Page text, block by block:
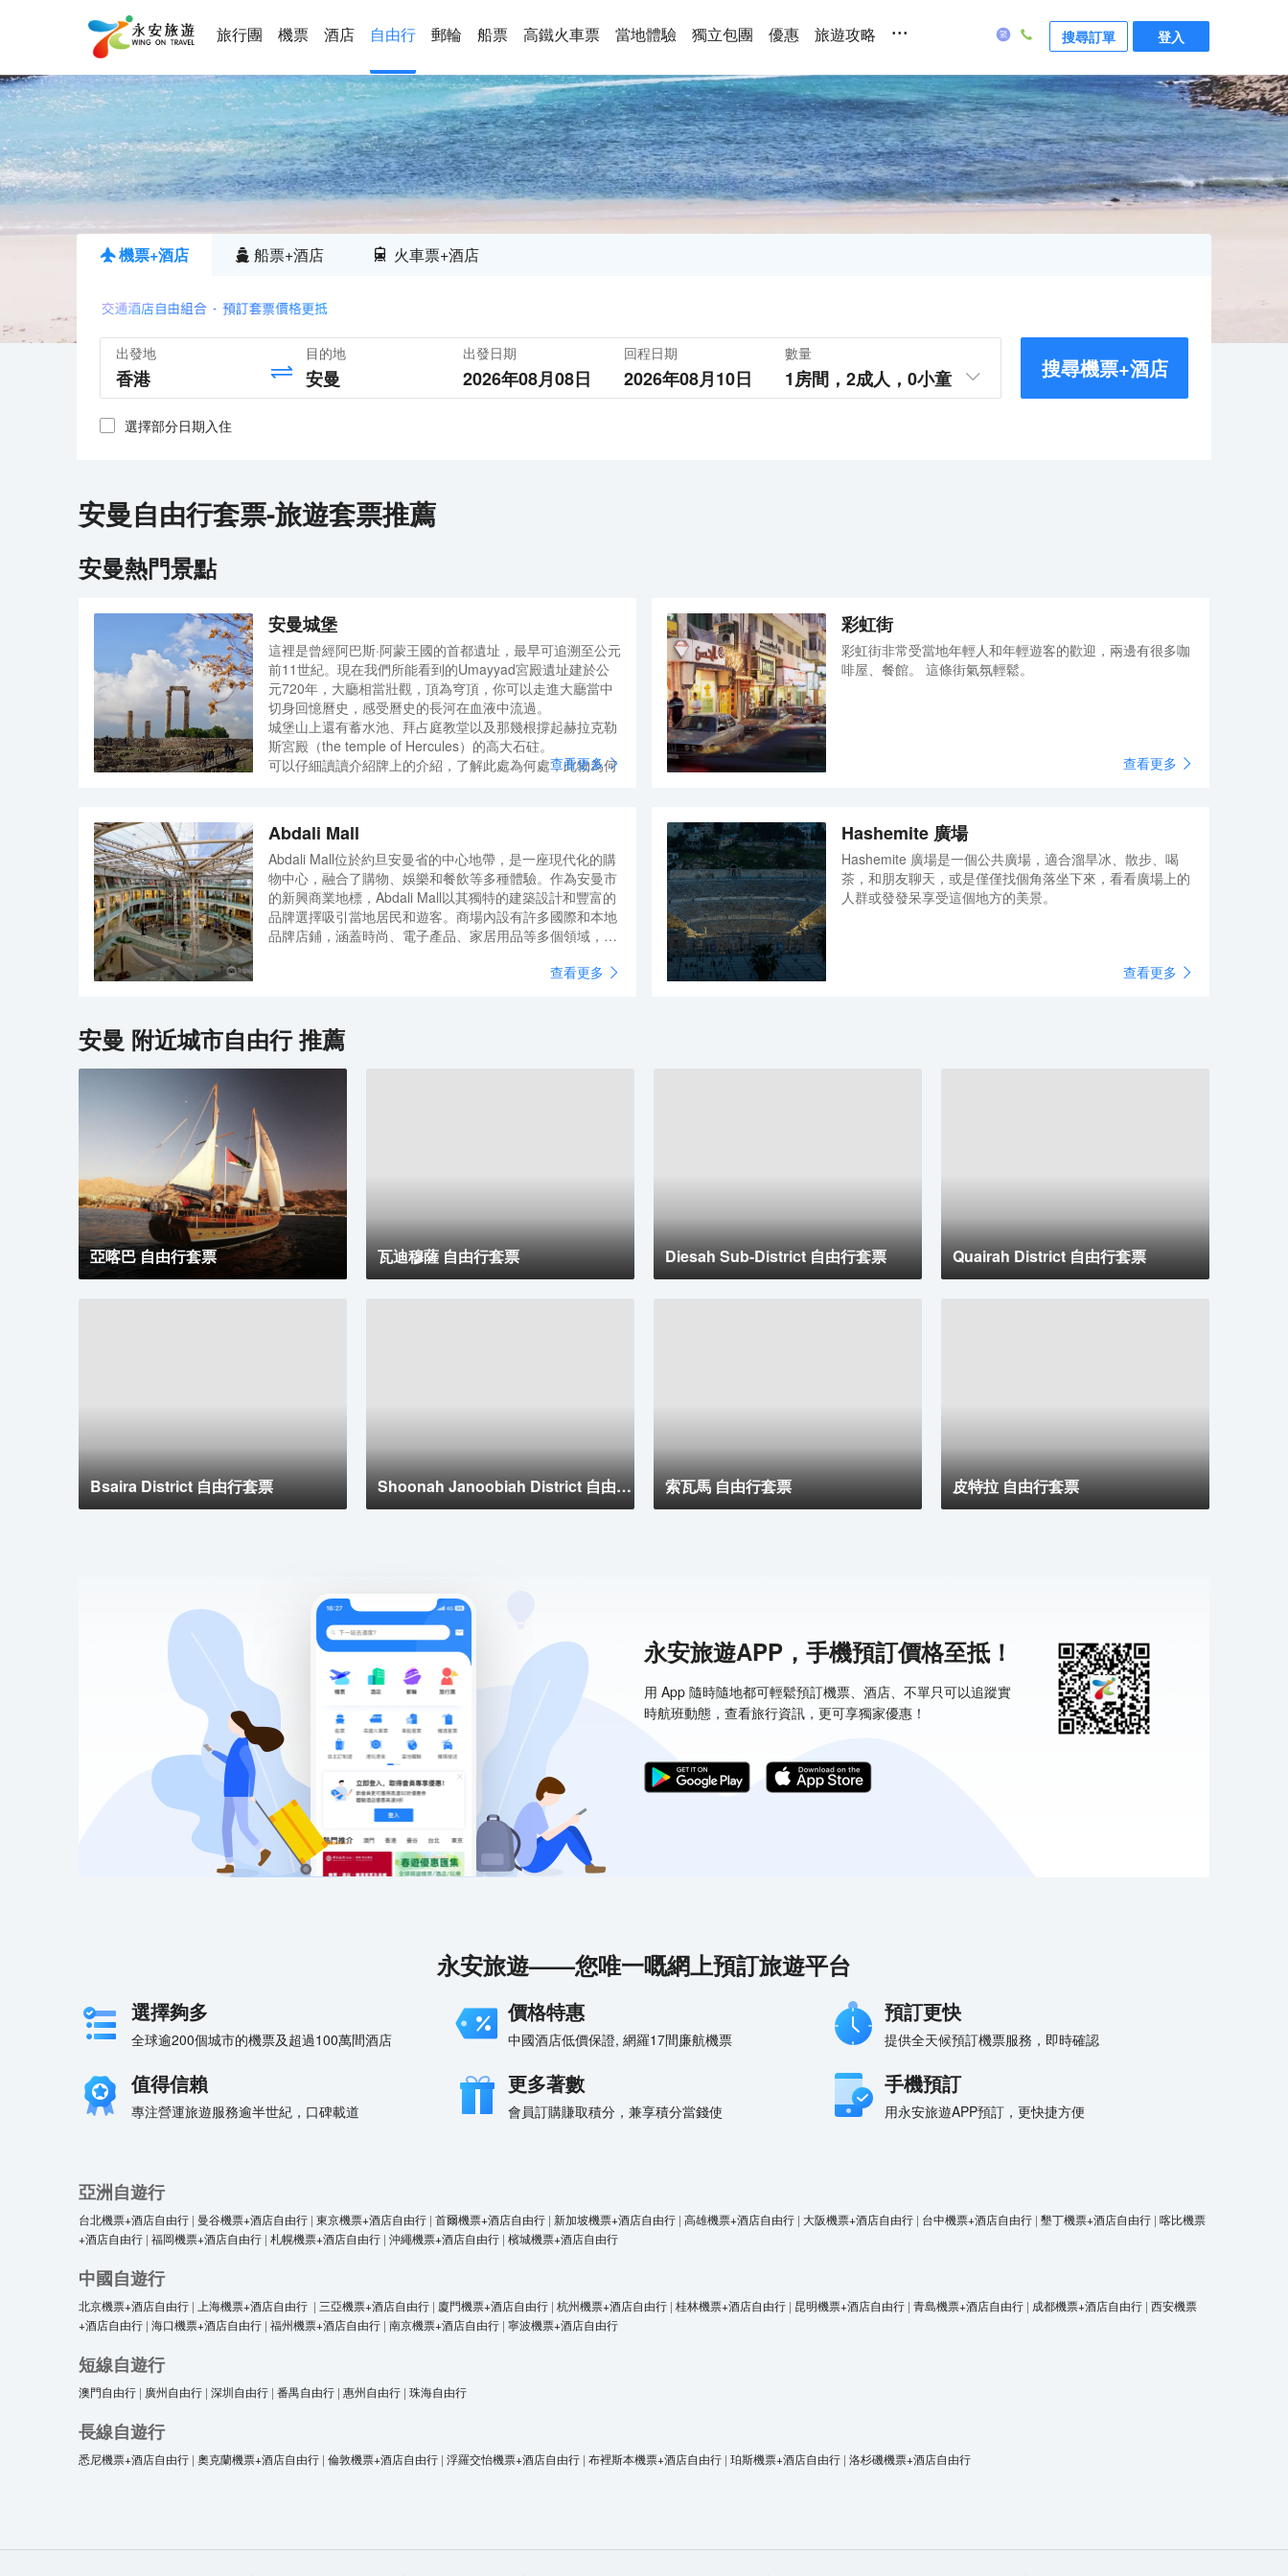
旅行團 機票 酒店 自由行 郵輪 船票 高鐵火車票 當地體驗 獨立包團 優惠 旅遊攻略 ... 搜尋訂單 登入
機票+酒店 船票+酒店 火車票+酒店
出發地 目的地 出發日期
2026年08月08日
回程日期
2026年08月10日
數量
1房間， 2成人， 0小童 搜尋機票+酒店
選擇部分日期入住
安曼自由行套票-旅遊套票推薦
安曼熱門景點
安曼城堡
這裡是曾經阿巴斯·阿蒙王國的首都遺址，最早可追溯至公元
前11世紀。現在我們所能看到的Umayyad宮殿遺址建於公
元720年，大廳相當壯觀，頂為穹頂，你可以走進大廳當中
切身回憶曆史，感受曆史的長河在血液中流過。
城堡山上還有蓄水池、拜占庭教堂以及那幾根撐起赫拉克勒
斯宮殿（the temple of Hercules）的高大石砫。
可以仔細讀讀介紹牌上的介紹，了解此處為何處，此物為何
查看更多
彩虹街
彩虹街非常受當地年輕人和年輕遊客的歡迎，兩邊有很多咖
啡屋、餐館。 這條街氣氛輕鬆。
查看更多
Abdali Mall
Abdali Mall位於約旦安曼省的中心地帶，是一座現代化的購
物中心，融合了購物、娛樂和餐飲等多種體驗。作為安曼市
的新興商業地標，Abdali Mall以其獨特的建築設計和豐富的
品牌選擇吸引當地居民和遊客。商場內設有許多國際和本地
品牌店鋪，涵蓋時尚、電子產品、家居用品等多個領域，滿
飲選擇，從快餐到特色餐廳，應有盡有，讓遊客在購物之餘
的設施為遊客提供了舒適的購物環境。交通方面，Abdali
Mall地理位置優越，交通便利，遊客可選擇自駕或搭乘大眾
運輸工具前往。商場週邊有多個停車場，方便自駕遊客停放
查看更多
Hashemite 廣場
Hashemite 廣場是一個公共廣場，適合溜旱冰、散步、喝
茶，和朋友聊天，或是僅僅找個角落坐下來，看看廣場上的
人群或發發呆享受這個地方的美景。
查看更多
安曼 附近城市自由行 推薦
亞喀巴 自由行套票 瓦迪穆薩 自由行套票 Diesah Sub-District 自由行套票 Quairah District 自由行套票
Bsaira District 自由行套票 Shoonah Janoobiah District 自由行套票 索瓦馬 自由行套票 皮特拉 自由行套票
永安旅遊APP，手機預訂價格至抵！
用 App 隨時隨地都可輕鬆預訂機票、酒店、不單只可以追蹤實
時航班動態，查看旅行資訊，更可享獨家優惠！
永安旅遊——您唯一嘅網上預訂旅遊平台
選擇夠多
全球逾200個城市的機票及超過100萬間酒店
價格特惠
中國酒店低價保證, 網羅17間廉航機票
預訂更快
提供全天候預訂機票服務，即時確認
值得信賴
專注營運旅遊服務逾半世紀，口碑載道
更多著數
會員訂購賺取積分，兼享積分當錢使
手機預訂
用永安旅遊APP預訂，更快捷方便
亞洲自遊行
台北機票+酒店自由行 | 曼谷機票+酒店自由行 | 東京機票+酒店自由行 | 首爾機票+酒店自由行 | 新加坡機票+酒店自由行 | 高雄機票+酒店自由行 | 大阪機票+酒店自由行 | 台中機票+酒店自由行 | 墾丁機票+酒店自由行 | 喀比機票
+酒店自由行 | 福岡機票+酒店自由行 | 札幌機票+酒店自由行 | 沖繩機票+酒店自由行 | 檳城機票+酒店自由行
中國自遊行
北京機票+酒店自由行 | 上海機票+酒店自由行 | 三亞機票+酒店自由行 | 廈門機票+酒店自由行 | 杭州機票+酒店自由行 | 桂林機票+酒店自由行 | 昆明機票+酒店自由行 | 青島機票+酒店自由行 | 成都機票+酒店自由行 | 西安機票
+酒店自由行 | 海口機票+酒店自由行 | 福州機票+酒店自由行 | 南京機票+酒店自由行 | 寧波機票+酒店自由行
短線自遊行
澳門自由行 | 廣州自由行 | 深圳自由行 | 番禺自由行 | 惠州自由行 | 珠海自由行
長線自遊行
悉尼機票+酒店自由行 | 奧克蘭機票+酒店自由行 | 倫敦機票+酒店自由行 | 浮羅交怡機票+酒店自由行 | 布裡斯本機票+酒店自由行 | 珀斯機票+酒店自由行 | 洛杉磯機票+酒店自由行